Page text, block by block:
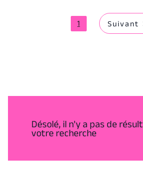
1 Suivant
Désolé, il n'y a pas de
votre recherche